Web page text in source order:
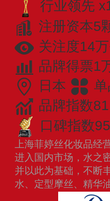
行业领先
注册资本5
关注度14
品牌得票1
日本
品牌指数
口碑指数
上海菲婷丝化妆品
进入国内市场，水之
并以此为基础，不断
水、定型摩丝、精华